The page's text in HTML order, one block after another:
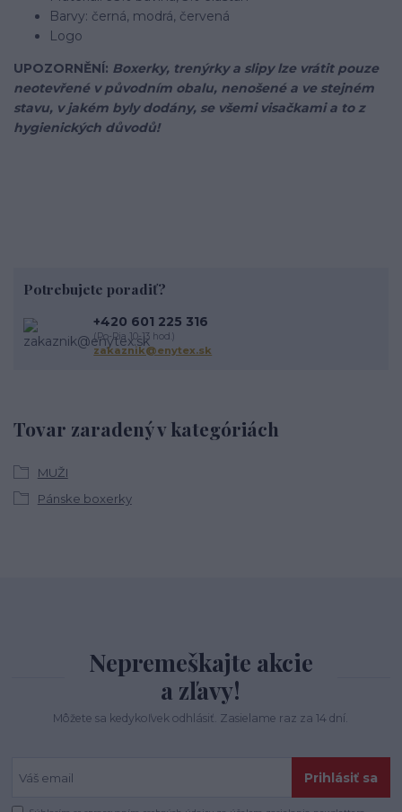
Barvy: černá, modrá, červená
Logo
UPOZORNĚNÍ: Boxerky, trenýrky a slipy lze vrátit pouze
neotevřené v původním obalu, nenošené a ve stejném
stavu, v jakém byly dodány, se všemi visačkami a to z
hygienických důvodů!
Tovar zaradený v kategóriách
MUŽI
Pánske boxerky
Potrebujete poradiť?
+420 601 225 316
(Po-Pia 10-13 hod.)
zakaznik@enytex.sk
Nepremeškajte akcie
a zľavy!
Môžete sa kedykoľvek odhlásiť. Zasielame raz za 14 dní.
Prihlásiť sa